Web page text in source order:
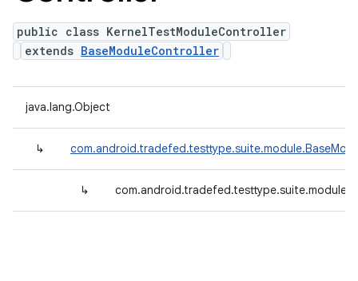
public class KernelTestModuleController
extends BaseModuleController
java.lang.Object
↳
↳